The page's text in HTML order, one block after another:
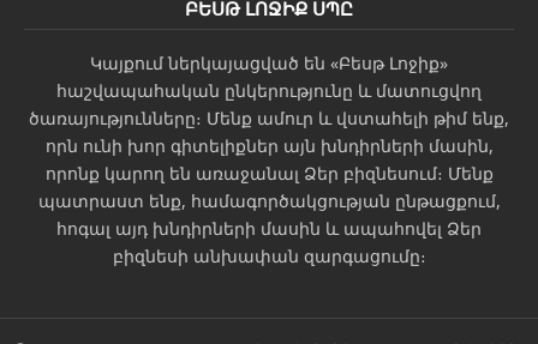
ԲԵՍԹ ԼՈՋԻՔ ՍՊԸ
Կայքում ներկայացված են «Բեսթ Լոջիք»
հաշվապահական ընկերությունը և մատուցվող
ծառայությունները։ Մենք ամուր և վստահելի թիմ ենք,
որն ունի խոր գիտելիքներ այն խնդիրների մասին,
որոնք կարող են առաջանալ Ձեր բիզնեսում։ Մենք
պատրաստ ենք, համագործակցության ընթացքում,
հոգալ այդ խնդիրների մասին և ապահովել Ձեր
բիզնեսի անխափան զարգացումը։